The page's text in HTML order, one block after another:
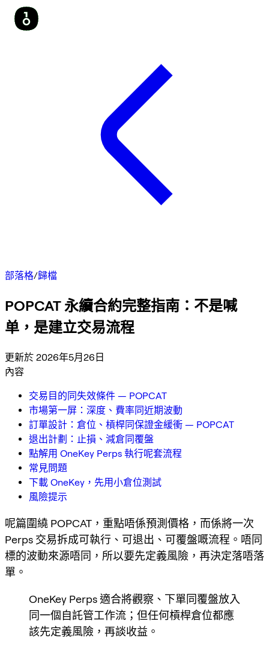
部落格/歸檔
POPCAT 永續合約完整指南：不是喊
单，是建立交易流程
更新於 2026年5月26日
內容
交易目的同失效條件 — POPCAT
市場第一屏：深度、費率同近期波動
訂單設計：倉位、槓桿同保證金緩衝 — POPCAT
退出計劃：止損、減倉同覆盤
點解用 OneKey Perps 執行呢套流程
常見問題
下載 OneKey，先用小倉位測試
風險提示
呢篇圍繞 POPCAT，重點唔係預測價格，而係將一次
Perps 交易拆成可執行、可退出、可覆盤嘅流程。唔同
標的波動來源唔同，所以要先定義風險，再決定落唔落
單。
OneKey Perps 適合將觀察、下單同覆盤放入
同一個自託管工作流；但任何槓桿倉位都應
該先定義風險，再談收益。